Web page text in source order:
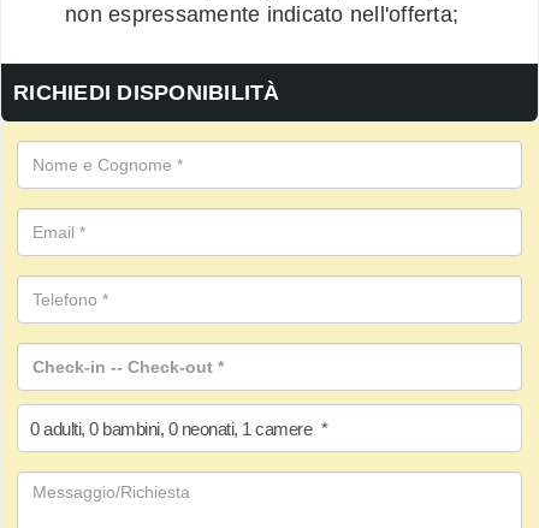
non espressamente indicato nell'offerta;
RICHIEDI DISPONIBILITÀ
0 adulti, 0 bambini, 0 neonati, 1 camere *